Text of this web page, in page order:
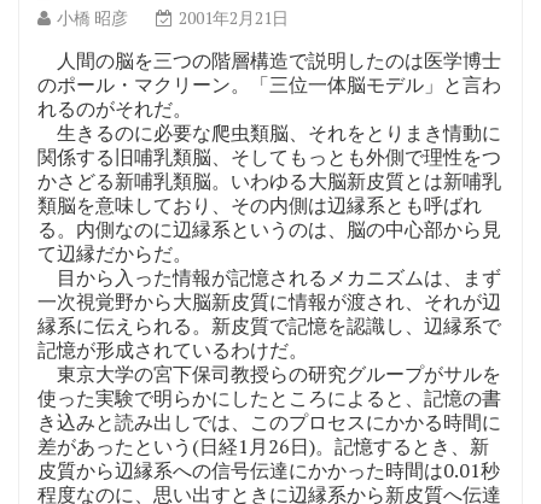
小橋 昭彦 2001年2月21日
人間の脳を三つの階層構造で説明したのは医学博士
のポール・マクリーン。「三位一体脳モデル」と言わ
れるのがそれだ。
生きるのに必要な爬虫類脳、それをとりまき情動に
関係する旧哺乳類脳、そしてもっとも外側で理性をつ
かさどる新哺乳類脳。いわゆる大脳新皮質とは新哺乳
類脳を意味しており、その内側は辺縁系とも呼ばれ
る。内側なのに辺縁系というのは、脳の中心部から見
て辺縁だからだ。
目から入った情報が記憶されるメカニズムは、まず
一次視覚野から大脳新皮質に情報が渡され、それが辺
縁系に伝えられる。新皮質で記憶を認識し、辺縁系で
記憶が形成されているわけだ。
東京大学の宮下保司教授らの研究グループがサルを
使った実験で明らかにしたところによると、記憶の書
き込みと読み出しでは、このプロセスにかかる時間に
差があったという(日経1月26日)。記憶するとき、新
皮質から辺縁系への信号伝達にかかった時間は0.01秒
程度なのに、思い出すときに辺縁系から新皮質へ伝達